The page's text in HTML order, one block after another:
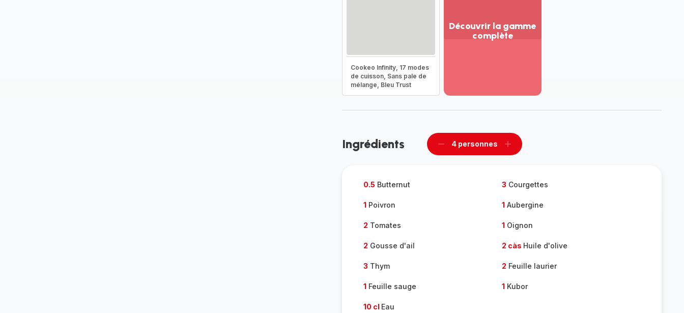
Cookeo Infinity, 17 modes
de cuisson, Sans pale de
mélange, Bleu Trust
Découvrir la gamme
complète
gamme
Ingrédients
Supprimer
4 personnes
Ajouter
0.5 Butternut 3 Courgettes
1 Poivron 1 Aubergine
2 Tomates 1 Oignon
2 Gousse d'ail 2 càs Huile d'olive
3 Thym 2 Feuille laurier
1 Feuille sauge 1 Kubor
10 cl Eau